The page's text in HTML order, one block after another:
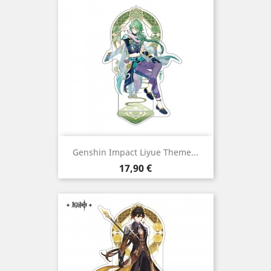
Genshin Impact Liyue Theme...
Preço
17,90 €